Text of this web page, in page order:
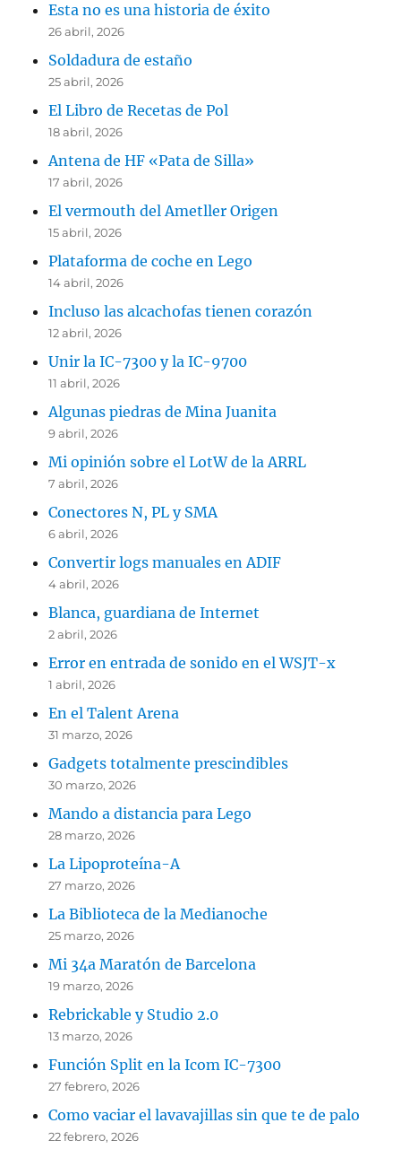
Esta no es una historia de éxito
26 abril, 2026
Soldadura de estaño
25 abril, 2026
El Libro de Recetas de Pol
18 abril, 2026
Antena de HF «Pata de Silla»
17 abril, 2026
El vermouth del Ametller Origen
15 abril, 2026
Plataforma de coche en Lego
14 abril, 2026
Incluso las alcachofas tienen corazón
12 abril, 2026
Unir la IC-7300 y la IC-9700
11 abril, 2026
Algunas piedras de Mina Juanita
9 abril, 2026
Mi opinión sobre el LotW de la ARRL
7 abril, 2026
Conectores N, PL y SMA
6 abril, 2026
Convertir logs manuales en ADIF
4 abril, 2026
Blanca, guardiana de Internet
2 abril, 2026
Error en entrada de sonido en el WSJT-x
1 abril, 2026
En el Talent Arena
31 marzo, 2026
Gadgets totalmente prescindibles
30 marzo, 2026
Mando a distancia para Lego
28 marzo, 2026
La Lipoproteína-A
27 marzo, 2026
La Biblioteca de la Medianoche
25 marzo, 2026
Mi 34a Maratón de Barcelona
19 marzo, 2026
Rebrickable y Studio 2.0
13 marzo, 2026
Función Split en la Icom IC-7300
27 febrero, 2026
Como vaciar el lavavajillas sin que te de palo
22 febrero, 2026